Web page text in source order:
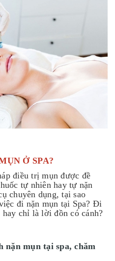
Ở SPA?
điều trị mụn được đề
tự nhiên hay tự nặn
chuyên dụng, tại sao
đi nặn mụn tại Spa? Đi
chỉ là lời đồn có cánh?
mụn tại spa, chăm